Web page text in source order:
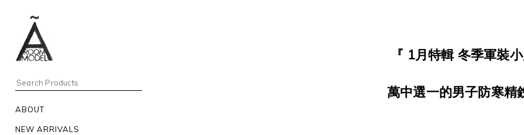
ABOUT
NEW ARRIVALS
『 1月特輯 冬季軍裝小
萬中選一的男子防寒精